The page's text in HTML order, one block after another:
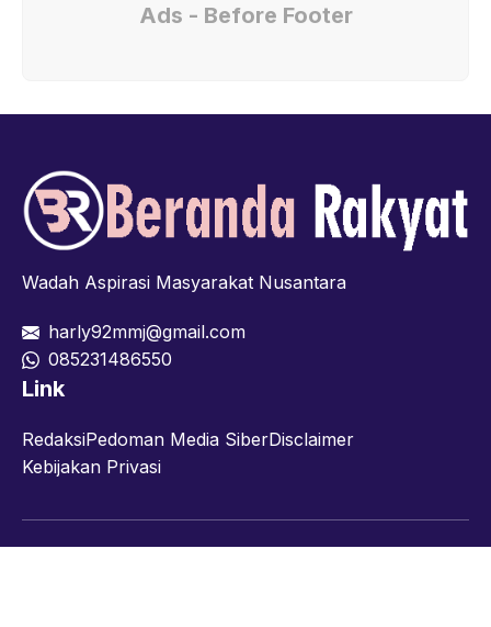
Ads - Before Footer
Wadah Aspirasi Masyarakat Nusantara
harly92mmj@gmail.com
085231486550
Link
RedaksiPedoman Media SiberDisclaimer
Kebijakan Privasi